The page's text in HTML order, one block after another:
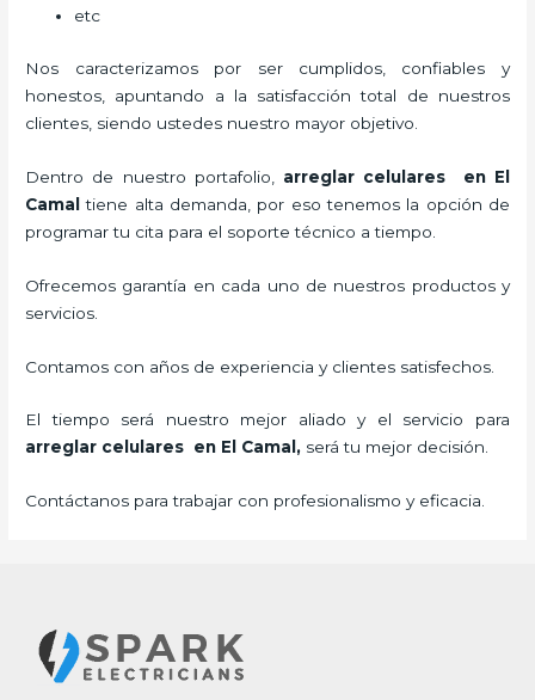
etc
Nos caracterizamos por ser cumplidos, confiables y
honestos, apuntando a la satisfacción total de nuestros
clientes, siendo ustedes nuestro mayor objetivo.
Dentro de nuestro portafolio, arreglar celulares en El
Camal tiene alta demanda, por eso tenemos la opción de
programar tu cita para el soporte técnico a tiempo.
Ofrecemos garantía en cada uno de nuestros productos y
servicios.
Contamos con años de experiencia y clientes satisfechos.
El tiempo será nuestro mejor aliado y el servicio para
arreglar celulares en El Camal, será tu mejor decisión.
Contáctanos para trabajar con profesionalismo y eficacia.